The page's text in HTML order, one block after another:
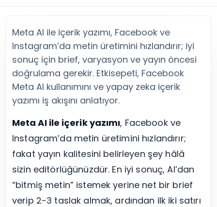
Twitter (X) Takipçi Satın Al
Twitter (X) Video İzlenme Satın Al
Tümünü Gör
YouTube
YouTube Abone Satın Al
YouTube Beğeni Satın Al
YouTube İzlenme Satın Al
YouTube Yorum Satın Al
Tümünü Gör
Facebook Beğeni Satın Al
Facebook Takipçi Satın Al
Facebook Yorum Satın Al
Facebook Video İzlenme Satın Al
Tümünü Gör
X (Twitter) Ücretsiz Beğeni
Diğer ücretsiz araçlar
Facebook Araçları
LinkedIn Araçları
Spotify Araçları
Telegram Araçları
Twitch Araçları
SoundCloud Araçları
Snapchat Araçları
Meta AI ile içerik yazımı, Facebook ve
Instagram’da metin üretimini hızlandırır; iyi
sonuç için brief, varyasyon ve yayın öncesi
doğrulama gerekir. Etkisepeti, Facebook
Meta AI kullanımını ve yapay zeka içerik
yazımı iş akışını anlatıyor.
Meta AI ile içerik yazımı, Facebook ve
Instagram’da metin üretimini hızlandırır;
fakat yayın kalitesini belirleyen şey hâlâ
sizin editörlüğünüzdür. En iyi sonuç, AI’dan
“bitmiş metin” istemek yerine net bir brief
verip 2-3 taslak almak, ardından ilk iki satırı